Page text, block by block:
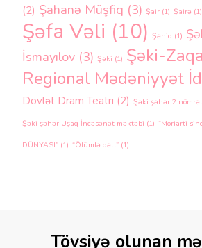
(2) Şahanə Müşfiq (3) Şair (1) Şairə (1)
Şəfa Vəli (10) Şəhid (1)
İsmayılov (3) Şəki (1) Şəki-
Regional Mədəniyyət
Dövlət Dram Teatrı (2) Şəki şəhər 2
Şəki şəhər Uşaq İncəsənət məktəbi (1) “Moriarti
DÜNYASI” (1) “Ölümlə qətl” (1)
Tövsiyə olunan